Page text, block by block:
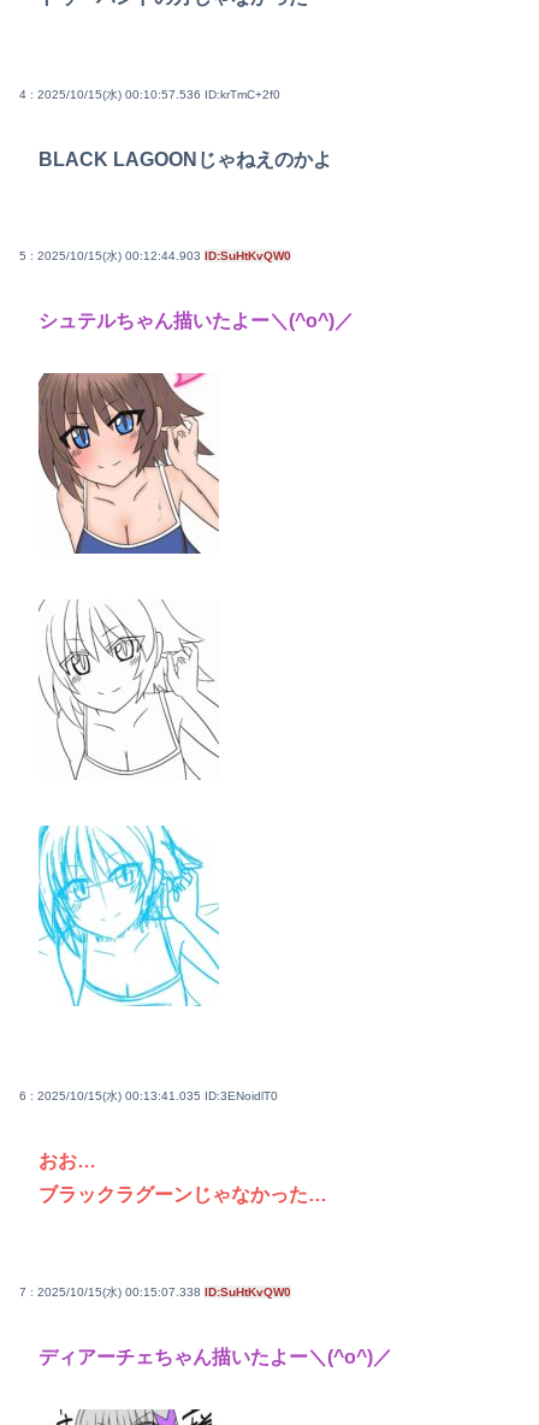
4 : 2025/10/15(水) 00:10:57.536 ID:krTmC+2f0
BLACK LAGOONじゃねえのかよ
5 : 2025/10/15(水) 00:12:44.903 ID:SuHtKvQW0
シュテルちゃん描いたよー＼(^o^)／
6 : 2025/10/15(水) 00:13:41.035 ID:3ENoidlT0
おお…
ブラックラグーンじゃなかった…
7 : 2025/10/15(水) 00:15:07.338 ID:SuHtKvQW0
ディアーチェちゃん描いたよー＼(^o^)／